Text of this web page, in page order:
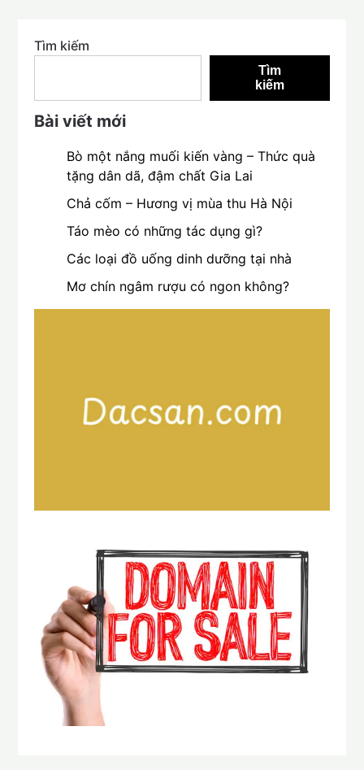
Tìm kiếm
Tìm
kiếm
Bài viết mới
Bò một nắng muối kiến vàng – Thức quà
tặng dân dã, đậm chất Gia Lai
Chả cốm – Hương vị mùa thu Hà Nội
Táo mèo có những tác dụng gì?
Các loại đồ uống dinh dưỡng tại nhà
Mơ chín ngâm rượu có ngon không?